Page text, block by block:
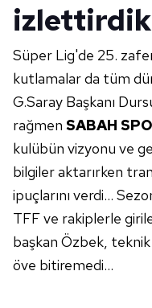
izlettirdik
Süper Lig'de 25.
kutlamalar da tüm
G.Saray Başkanı
rağmen SABAH
kulübün vizyonu ve
bilgiler aktarırken
ipuçlarını verdi...
TFF ve rakiplerle
başkan Özbek,
öve bitiremedi...